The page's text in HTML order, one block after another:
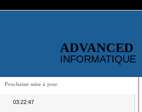
ADVANCED
INFORMATIQUE
Prochaine mise à jour
03:22:47